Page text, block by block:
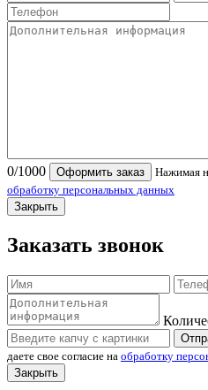
0/1000 Оформить заказ
Нажимая
обработку персональных данных
Закрыть
Заказать звонок
даете свое согласие на обработку
Закрыть